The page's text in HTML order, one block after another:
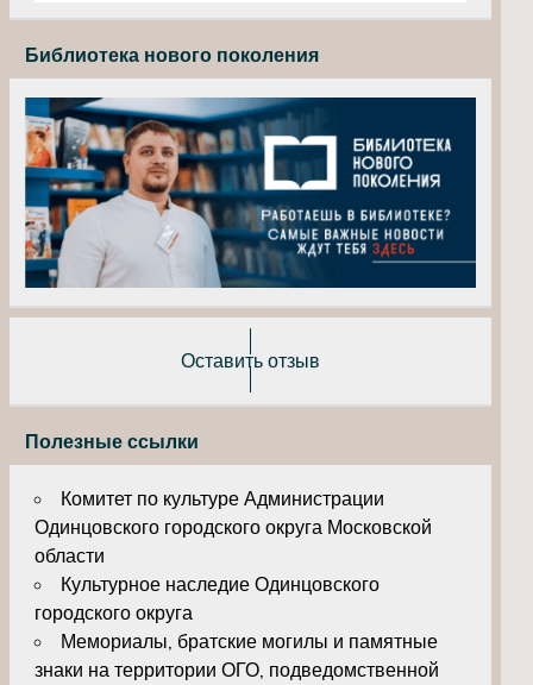
Библиотека нового поколения
Оставить отзыв
Полезные ссылки
Комитет по культуре Администрации
Одинцовского городского округа Московской
области
Культурное наследие Одинцовского
городского округа
Мемориалы, братские могилы и памятные
знаки на территории ОГО, подведомственной